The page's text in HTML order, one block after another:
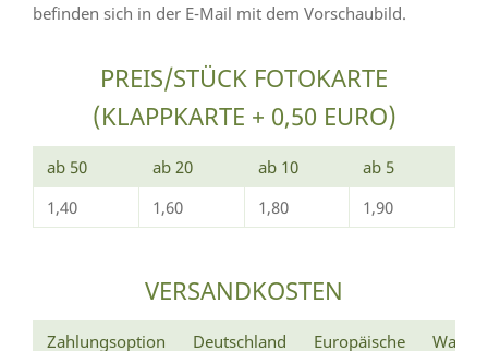
befinden sich in der E-Mail mit dem Vorschaubild.
PREIS/STÜCK FOTOKARTE
(KLAPPKARTE + 0,50 EURO)
ab 50 ab 20 ab 10
ab 5
1,40
1,60 1,80 1,90
VERSANDKOSTEN
Zahlungsoption Deutschland
Europäische
Wann